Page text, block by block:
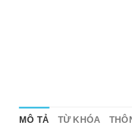
MÔ TẢ TỪ KHÓA